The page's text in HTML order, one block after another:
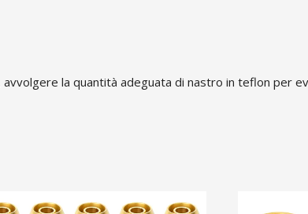
la quantità adeguata di nastro in teflon per